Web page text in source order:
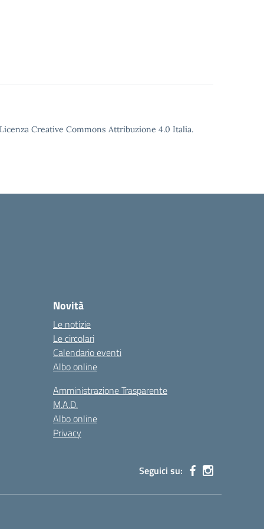
Creative Commons Attribuzione 4.0 Italia.
Novità
Le notizie
Le circolari
Calendario eventi
Albo online
Amministrazione Trasparente
M.A.D.
Albo online
Privacy
Seguici su: